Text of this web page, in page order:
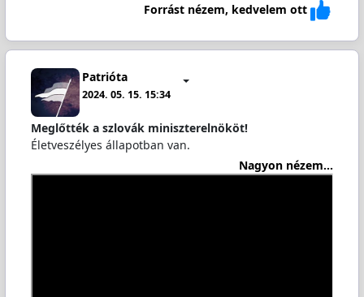
Forrást nézem, kedvelem ott
Patrióta
2024. 05. 15. 15:34
Meglőtték a szlovák miniszterelnököt!
Életveszélyes állapotban van.
Nagyon nézem...